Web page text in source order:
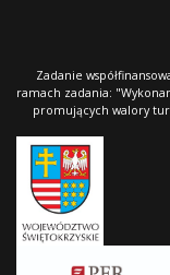
Zadanie
ramach zadania:
promujących walory